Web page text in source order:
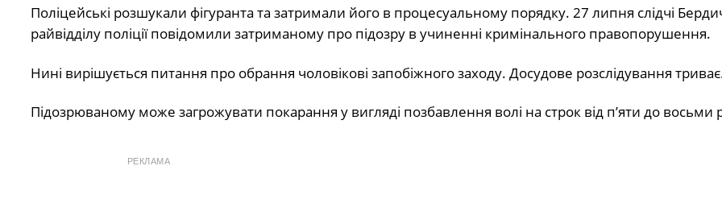
Поліцейські розшукали фігуранта та затримали його в процесуальному порядку. 27 липня слідчі
райвідділу поліції повідомили затриманому про підозру в учиненні кримінального правопорушення.
Нині вирішується питання про обрання чоловікові запобіжного заходу. Досудове розслідування
Підозрюваному може загрожувати покарання у вигляді позбавлення волі на строк від п’яти до восьми
РЕКЛАМА